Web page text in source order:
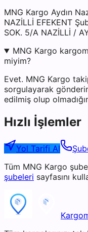
MNG Kargo Aydın
NAZİLLİ EFEKENT
SOK. 5/A NAZİLLİ /
MNG Kargo
miyim?
Evet. MNG Kargo
sorgulayarak
edilmiş olup
Hızlı İşlemler
Yol Tarifi Al
Tüm MNG Kargo
şubeleri sayfasını